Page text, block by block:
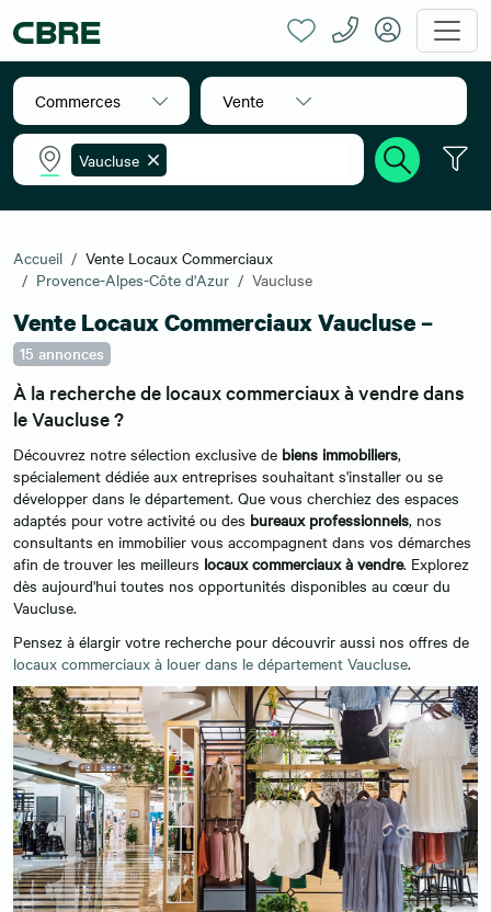
Commerces Vente
Vaucluse
Accueil
Vente Locaux Commerciaux
Provence-Alpes-Côte d'Azur
Vaucluse
Vente Locaux Commerciaux Vaucluse –
15 annonces
À la recherche de locaux commerciaux à vendre dans
le Vaucluse ?
Découvrez notre sélection exclusive de biens immobiliers,
spécialement dédiée aux entreprises souhaitant s'installer ou se
développer dans le département. Que vous cherchiez des espaces
adaptés pour votre activité ou des bureaux professionnels, nos
consultants en immobilier vous accompagnent dans vos démarches
afin de trouver les meilleurs locaux commerciaux à vendre. Explorez
dès aujourd'hui toutes nos opportunités disponibles au cœur du
Vaucluse.
Pensez à élargir votre recherche pour découvrir aussi nos offres de
locaux commerciaux à louer dans le département Vaucluse.